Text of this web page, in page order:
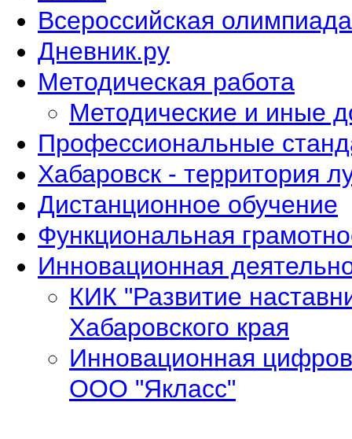
Всероссийская
Дневник.ру
Методическая работа
Методические и иные
Профессиональные
Хабаровск - территория
Дистанционное обучение
Функциональная
Инновационная
КИК "Развитие
Хабаровского края
Инновационная
ООО "Якласс"